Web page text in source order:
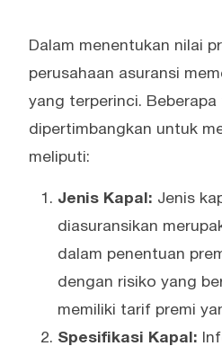
Dalam menentukan nilai
perusahaan asuransi
yang terperinci.
dipertimbangkan untuk
meliputi:
Jenis Kapal: Jenis
diasuransikan
dalam penentuan
dengan risiko yang
memiliki tarif premi
Spesifikasi Kapal: